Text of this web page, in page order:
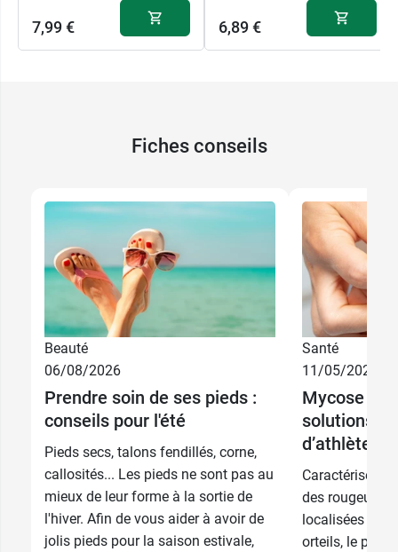
7,99 € 6,89 €
Fiches conseils
Beauté
06/08/2026
Prendre soin de ses pieds :
conseils pour l'été
Pieds secs, talons fendillés, corne,
callosités... Les pieds ne sont pas au
mieux de leur forme à la sortie de
l'hiver. Afin de vous aider à avoir de
jolis pieds pour la saison estivale,
Santé
11/05/2026
Mycose
solutions
d’athlète ?
Caractérisé
des rougeurs
localisées
orteils, le pied